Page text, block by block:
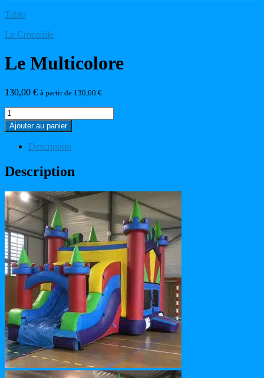
Table
Le Crocodile
Le Multicolore
130,00 € à partir de 130,00 €
quantité
de
Le
Multicolore
Ajouter au panier
Description
Description